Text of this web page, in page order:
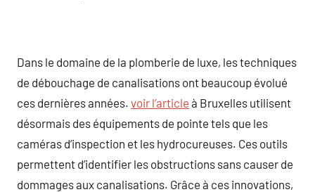
Dans le domaine de la plomberie de luxe, les techniques
de débouchage de canalisations ont beaucoup évolué
ces dernières années. voir l’article à Bruxelles utilisent
désormais des équipements de pointe tels que les
caméras d’inspection et les hydrocureuses. Ces outils
permettent d’identifier les obstructions sans causer de
dommages aux canalisations. Grâce à ces innovations,